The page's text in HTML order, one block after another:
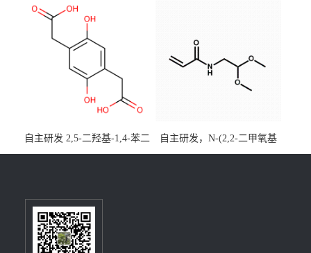
[3,2,1-de]蒽CAS号2648896-
装，实验室现货直发
自主研发 2,5-二羟基-1,4-苯二
乙酸CAS号5488-16-4；公斤
百公斤级可供应
自主研发，N-(2,2-二甲氧基
乙基)丙烯酰胺CAS号49707-